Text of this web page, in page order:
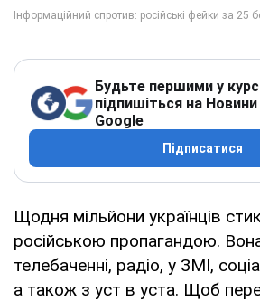
Будьте першими у
підпишіться на
Google
Підписатися
Щодня мільйони українців
російською пропагандою.
телебаченні, радіо, у ЗМІ,
а також з уст в уста. Щоб